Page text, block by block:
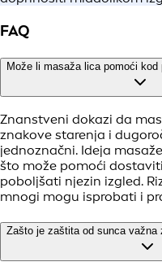
FAQ
Može li masaža lica pomoći
Znanstveni dokazi da
znakove starenja i
jednoznačni. Ideja
što može pomoći
poboljšati njezin izgled.
mnogi mogu isprobati i
Zašto je zaštita od sunca važna